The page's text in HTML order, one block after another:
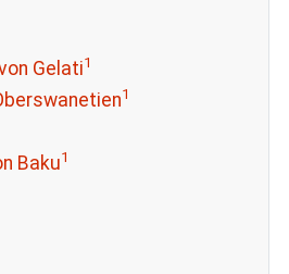
Gelati1
1
Baku1